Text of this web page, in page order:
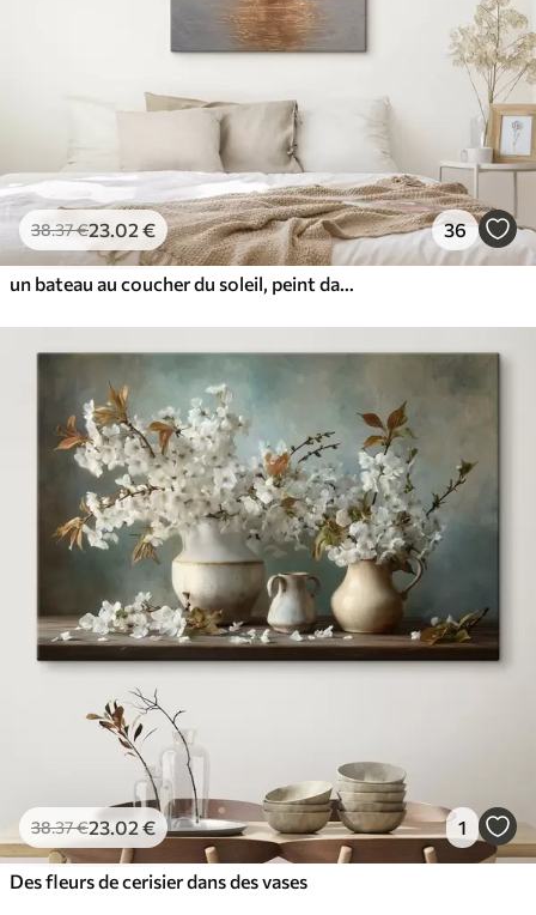
38.37€23.02 € 36
un bateau au coucher du soleil, peint dans un style impasto
38.37€23.02€ 1
Des fleurs de cerisier dans des vases